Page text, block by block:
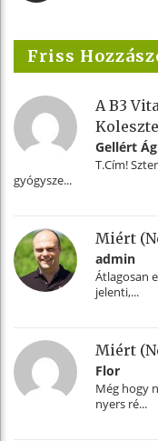
Friss
A B3
Gellért
T.Cím!
gyógysze...
Miért
admin
Átlagosan
jelenti,...
Miért
Flor
Még hogy
nyers ré...